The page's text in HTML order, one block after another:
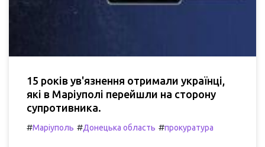
15 років ув'язнення отримали українці,
які в Маріуполі перейшли на сторону
супротивника.
#Маріуполь #Донецька область #прокуратура